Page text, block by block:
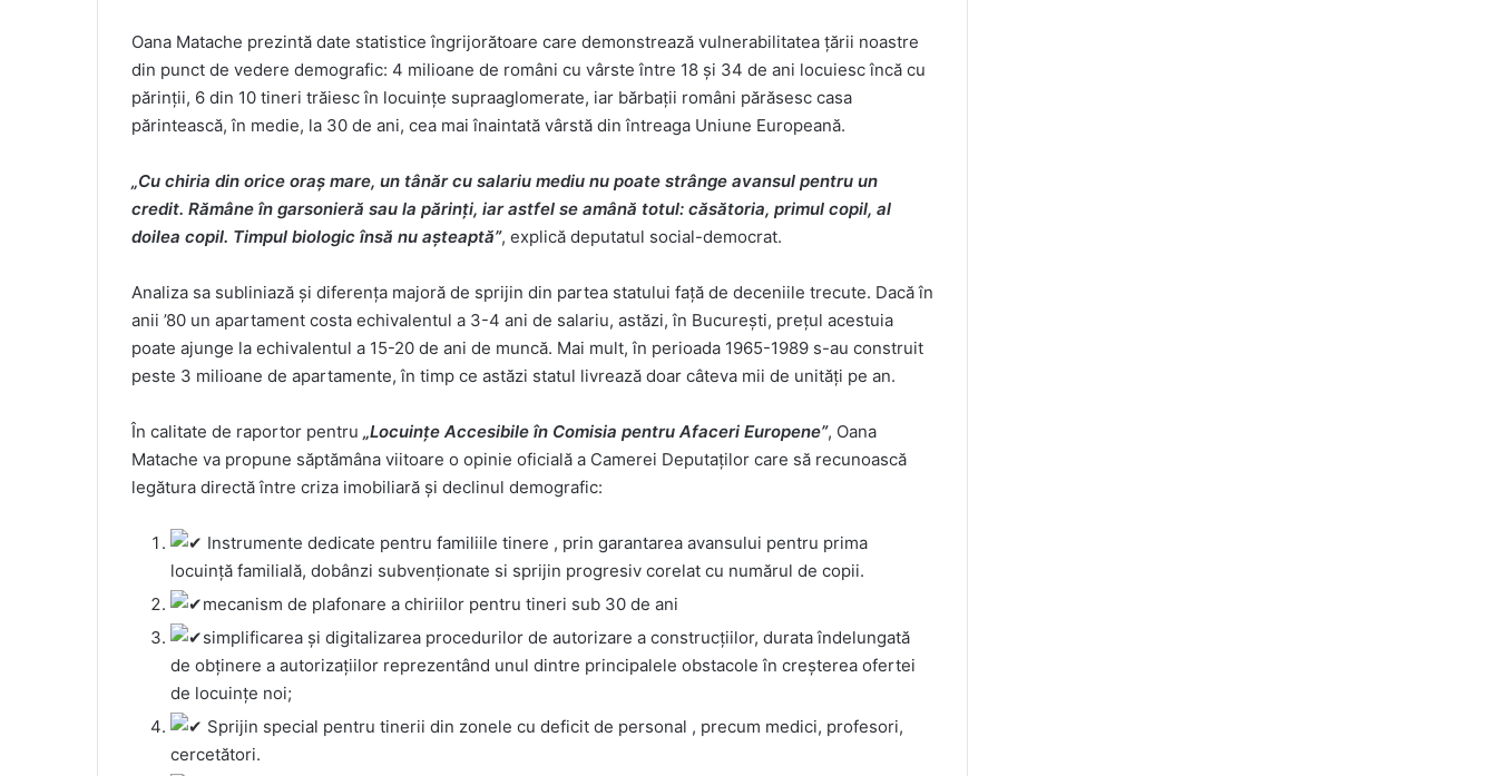
Oana Matache prezintă date statistice îngrijorătoare care demonstrează vulnerabilitatea țării noastre
din punct de vedere demografic: 4 milioane de români cu vârste între 18 și 34 de ani locuiesc încă cu
părinții, 6 din 10 tineri trăiesc în locuințe supraaglomerate, iar bărbații români părăsesc casa
părintească, în medie, la 30 de ani, cea mai înaintată vârstă din întreaga Uniune Europeană.
„Cu chiria din orice oraș mare, un tânăr cu salariu mediu nu poate strânge avansul pentru un
credit. Rămâne în garsonieră sau la părinți, iar astfel se amână totul: căsătoria, primul copil, al
doilea copil. Timpul biologic însă nu așteaptă”, explică deputatul social-democrat.
Analiza sa subliniază și diferența majoră de sprijin din partea statului față de deceniile trecute. Dacă în
anii ’80 un apartament costa echivalentul a 3-4 ani de salariu, astăzi, în București, prețul acestuia
poate ajunge la echivalentul a 15-20 de ani de muncă. Mai mult, în perioada 1965-1989 s-au construit
peste 3 milioane de apartamente, în timp ce astăzi statul livrează doar câteva mii de unități pe an.
În calitate de raportor pentru „Locuințe Accesibile în Comisia pentru Afaceri Europene”, Oana
Matache va propune săptămâna viitoare o opinie oficială a Camerei Deputaților care să recunoască
legătura directă între criza imobiliară și declinul demografic:
Instrumente dedicate pentru familiile tinere , prin garantarea avansului pentru prima
locuință familială, dobânzi subvenționate si sprijin progresiv corelat cu numărul de copii.
mecanism de plafonare a chiriilor pentru tineri sub 30 de ani
simplificarea și digitalizarea procedurilor de autorizare a construcțiilor, durata îndelungată
de obținere a autorizațiilor reprezentând unul dintre principalele obstacole în creșterea ofertei
de locuințe noi;
Sprijin special pentru tinerii din zonele cu deficit de personal , precum medici, profesori,
cercetători.